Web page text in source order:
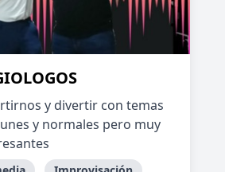
y divertir con temas
y normales pero muy